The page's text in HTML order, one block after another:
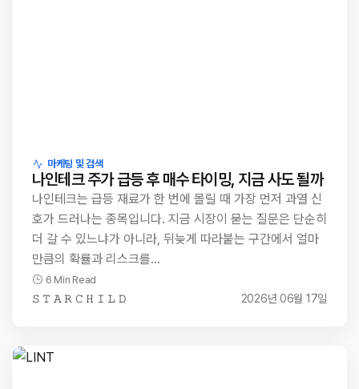
마케팅 및 검색
나인테크 주가 급등 후 매수 타이밍, 지금 사도 될까
나인테크는 급등 재료가 한 번에 몰릴 때 가장 먼저 과열 신
호가 드러나는 종목입니다. 지금 시장이 묻는 질문은 단순히
더 갈 수 있느냐가 아니라, 뒤늦게 따라붙는 구간에서 얼마
만큼의 확률과 리스크를…
6 Min Read
𝚂 𝚃 𝙰 𝚁 𝙲 𝙷 𝙸 𝙻 𝙳 2026년 06월 17일